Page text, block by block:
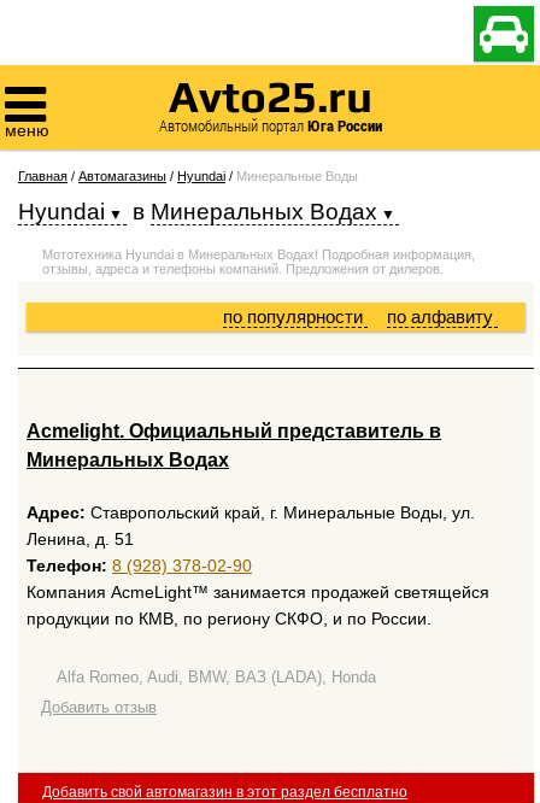


меню
Avto25.ru
Автомобильный порталЮга России
Главная / Автомагазины / Hyundai / Минеральные Воды
Hyundai в Минеральных Водах
Мототехника Hyundai в Минеральных Водах! Подробная информация,
отзывы, адреса и телефоны компаний. Предложения от дилеров.
по алфавиту
по популярности
Acmelight. Официальный представитель в
Минеральных Водах
Адрес: Ставропольский край, г. Минеральные Воды, ул.
Ленина, д. 51
Телефон: 8 (928) 378-02-90
Компания AcmeLight™ занимается продажей светящейся
продукции по КМВ, по региону СКФО, и по России.
Alfa Romeo, Audi, BMW, ВАЗ (LADA), Honda
Добавить отзыв
Добавить свой автомагазин в этот раздел бесплатно